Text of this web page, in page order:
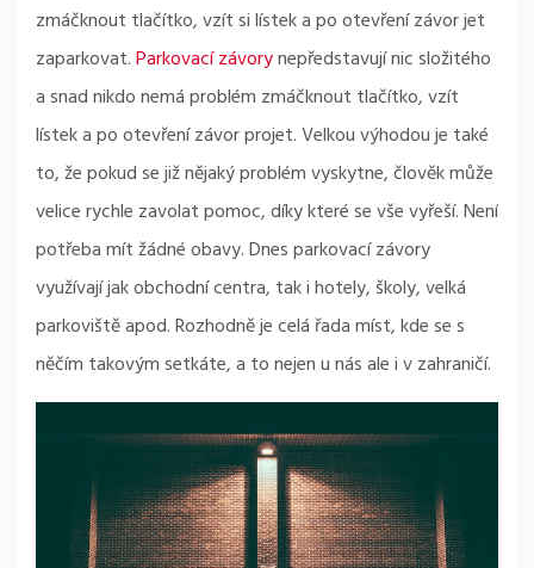
zmáčknout tlačítko, vzít si lístek a po otevření závor jet
zaparkovat.Parkovací závorynepředstavují nic složitého
a snad nikdo nemá problém zmáčknout tlačítko, vzít
lístek a po otevření závor projet. Velkou výhodou je také
to, že pokud se již nějaký problém vyskytne, člověk může
velice rychle zavolat pomoc, díky které se vše vyřeší. Není
potřeba mít žádné obavy. Dnes parkovací závory
využívají jak obchodní centra, tak i hotely, školy, velká
parkoviště apod. Rozhodně je celá řada míst, kde se s
něčím takovým setkáte, a to nejen u nás ale i v zahraničí.